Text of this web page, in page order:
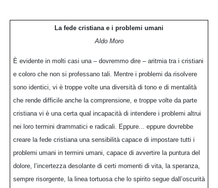
La fede cristiana e i problemi umani
Aldo Moro
È evidente in molti casi una – dovremmo dire – aritmia tra i cristiani
e coloro che non si professano tali. Mentre i problemi da risolvere
sono identici, vi è troppe volte una diversità di tono e di mentalità
che rende difficile anche la comprensione, e troppe volte da parte
cristiana vi è una certa qual incapacità di intendere i problemi altrui
nei loro termini drammatici e radicali. Eppure... eppure dovrebbe
creare la fede cristiana una sensibilità capace di impostare tutti i
problemi umani in termini umani, capace di avvertire la puntura del
dolore, l’incertezza desolante di certi momenti di vita, la speranza,
sempre risorgente, la linea tortuosa che lo spirito segue dall’oscurità